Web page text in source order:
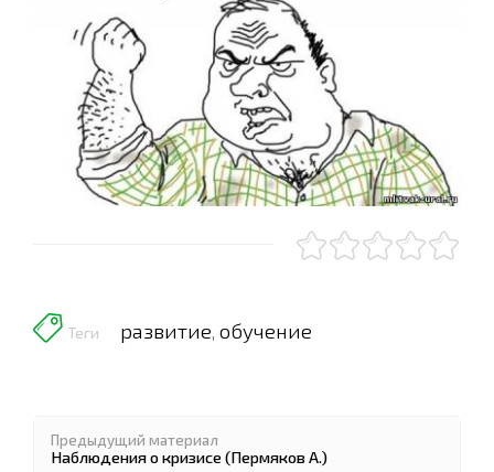
Теги развитие обучение
Предыдущий материал
Наблюдения о кризисе (Пермяков А.)